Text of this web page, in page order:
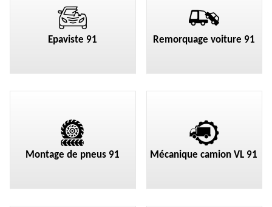
Epaviste 91 Remorquage voiture 91
Montage de pneus 91 Mécanique camion VL 91